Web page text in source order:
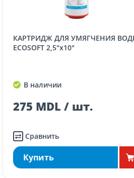
КАРТРИДЖ ДЛЯ УМЯГЧЕНИЯ ВОДЫ
ECOSOFT 2,5"x10"
В наличии
275 MDL / шт.
Сравнить
Купить